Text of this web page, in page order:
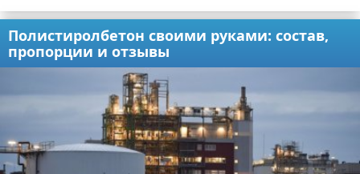
Полистиролбетон своими руками: состав,
пропорции и отзывы